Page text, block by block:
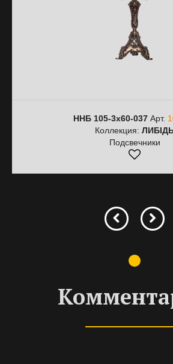
ННБ 105-3х60-037Арт.
Коллекция:
Подсвечники